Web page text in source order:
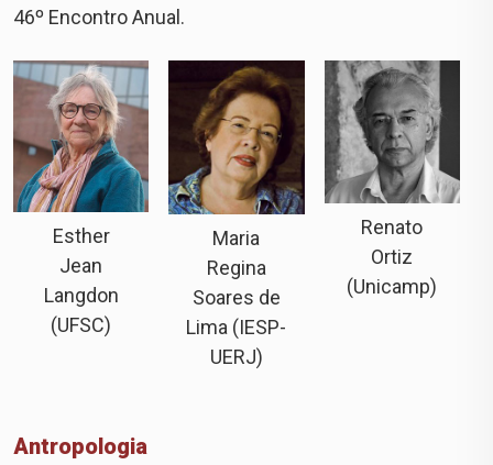
46º Encontro Anual.
Esther
Jean
Langdon
(UFSC)
Maria
Regina
Soares de
Lima (IESP-
UERJ)
Renato
Ortiz
(Unicamp)
Antropologia